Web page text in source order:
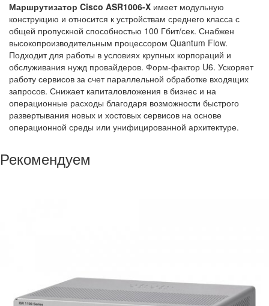
Маршрутизатор Cisco ASR1006-X имеет модульную
конструкцию и относится к устройствам среднего класса с
общей пропускной способностью 100 Гбит/сек. Снабжен
высокопроизводительным процессором Quantum Flow.
Подходит для работы в условиях крупных корпораций и
обслуживания нужд провайдеров. Форм-фактор U6. Ускоряет
работу сервисов за счет параллельной обработке входящих
запросов. Снижает капиталовложения в бизнес и на
операционные расходы благодаря возможности быстрого
развертывания новых и хостовых сервисов на основе
операционной среды или унифицированной архитектуре.
Рекомендуем